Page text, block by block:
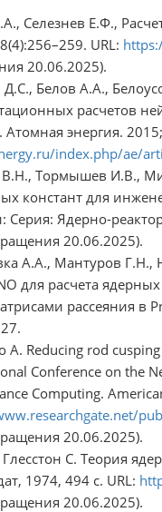
Селезнев Е.Ф.,
URL:
20.06.2025).
Д.С., Белов А.А.,
расчетов
энергия.
index.php/ae/
Тормышев И.В.,
констант для
Серия: Ядерно-
20.06.2025).
А.А., Мантуров
для расчета
рассеяния
A. Reducing rod
Conference on the
Computing.
20.06.2025).
С. Теория
1974, 494 с. URL:
20.06.2025).